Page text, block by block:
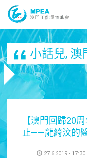
小話兒, 澳
【澳門回歸20
止——龍綺汶的
27.6.2019 - 17:30